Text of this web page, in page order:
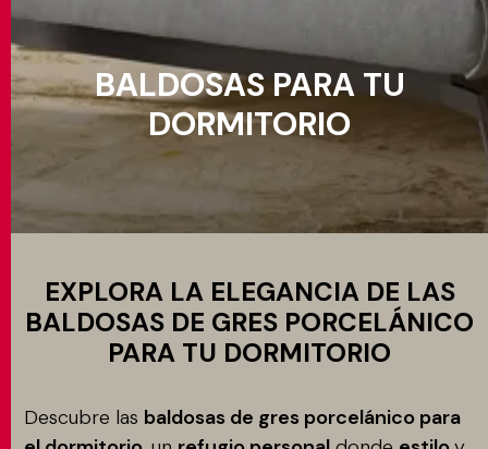
MAGAZINE
CONTACTOS
BUSCAR
ÁREA RESERVADA
BALDOSAS PARA TU
DORMITORIO
EXPLORA LA ELEGANCIA DE LAS
BALDOSAS DE GRES PORCELÁNICO
PARA TU DORMITORIO
Descubre las baldosas de gres porcelánico para
Formatos
Espesores
Aplicacione